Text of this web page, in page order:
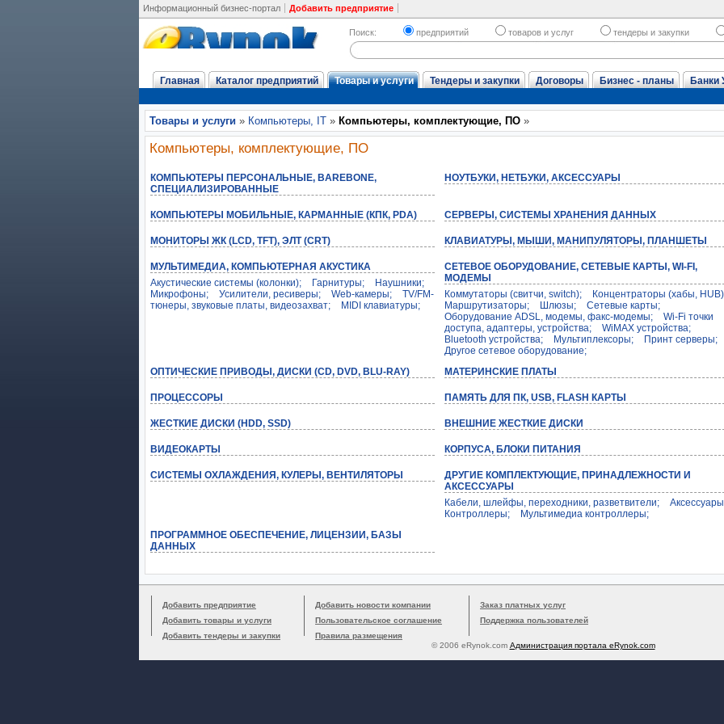
Информационный бизнес-портал Добавить предприятие
Поиск: предприятий товаров и услуг тендеры и закупки
Главная Каталог предприятий Товары и услуги Тендеры и закупки Договоры Бизнес - планы Банки
Товары и услуги » Компьютеры, IT » Компьютеры, комплектующие, ПО »
Компьютеры, комплектующие, ПО
КОМПЬЮТЕРЫ ПЕРСОНАЛЬНЫЕ, BAREBONE,
СПЕЦИАЛИЗИРОВАННЫЕ
НОУТБУКИ, НЕТБУКИ, АКСЕССУАРЫ
КОМПЬЮТЕРЫ МОБИЛЬНЫЕ, КАРМАННЫЕ (КПК, PDA) СЕРВЕРЫ, СИСТЕМЫ ХРАНЕНИЯ ДАННЫХ
МОНИТОРЫ ЖК (LCD, TFT), ЭЛТ (CRT) КЛАВИАТУРЫ, МЫШИ, МАНИПУЛЯТОРЫ, ПЛАНШЕТЫ
МУЛЬТИМЕДИА, КОМПЬЮТЕРНАЯ АКУСТИКА
Акустические системы (колонки);
Гарнитуры;
Наушники;
Микрофоны;
Усилители, ресиверы; Web-камеры;
TV/FM-
тюнеры, звуковые платы, видеозахват;
MIDI клавиатуры;
СЕТЕВОЕ ОБОРУДОВАНИЕ, СЕТЕВЫЕ КАРТЫ, WI-FI,
МОДЕМЫ
Коммутаторы (свитчи, switch);
Концентраторы (хабы,
Маршрутизаторы;
Шлюзы;
Сетевые карты;
Оборудование ADSL, модемы, факс-модемы;
Wi-Fi точки
доступа, адаптеры, устройства;
WiMAX устройства;
Bluetooth устройства;
Мультиплексоры;
Принт серверы;
Другое сетевое оборудование;
ОПТИЧЕСКИЕ ПРИВОДЫ, ДИСКИ (CD, DVD, BLU-RAY)
МАТЕРИНСКИЕ ПЛАТЫ
ПРОЦЕССОРЫ ПАМЯТЬ ДЛЯ ПК, USB, FLASH КАРТЫ
ЖЕСТКИЕ ДИСКИ (HDD, SSD) ВНЕШНИЕ ЖЕСТКИЕ ДИСКИ
ВИДЕОКАРТЫ КОРПУСА, БЛОКИ ПИТАНИЯ
СИСТЕМЫ ОХЛАЖДЕНИЯ, КУЛЕРЫ, ВЕНТИЛЯТОРЫ
ДРУГИЕ КОМПЛЕКТУЮЩИЕ, ПРИНАДЛЕЖНОСТИ И
АКСЕССУАРЫ
Кабели, шлейфы, переходники, разветвители;
Контроллеры;
Мультимедиа контроллеры;
ПРОГРАММНОЕ ОБЕСПЕЧЕНИЕ, ЛИЦЕНЗИИ, БАЗЫ
ДАННЫХ
Добавить предприятие
Добавить товары и услуги
Добавить тендеры и закупки
Добавить новости компании
Пользовательское соглашение
Правила размещения
Заказ платных услуг
Поддержка пользователей
© 2006 eRynok.com Администрация портала eRynok.com